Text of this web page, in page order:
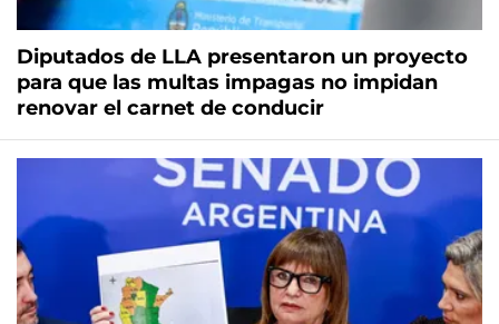
Diputados de LLA presentaron un proyecto
para que las multas impagas no impidan
renovar el carnet de conducir